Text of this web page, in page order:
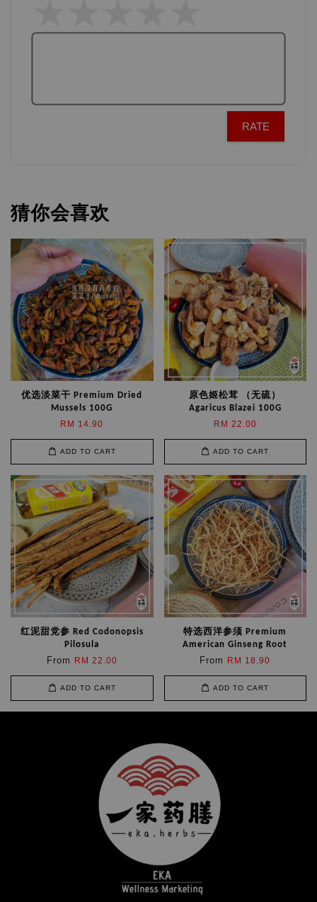
RATE
猜你会喜欢
优选淡菜干 Premium Dried
Mussels 100G
RM 14.90
ADD TO CART
原色姬松茸 （无硫）
Agaricus Blazei 100G
RM 22.00
ADD TO CART
红泥甜党参 Red Codonopsis
Pilosula
From RM 22.00
ADD TO CART
特选西洋参须 Premium
American Ginseng Root
From RM 18.90
ADD TO CART